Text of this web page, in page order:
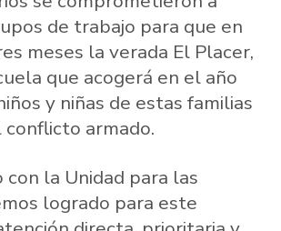
de trabajo para que en
meses la verada El Placer,
que acogerá en el año
y niñas de estas familias
armado.
con la Unidad para las
logrado para este